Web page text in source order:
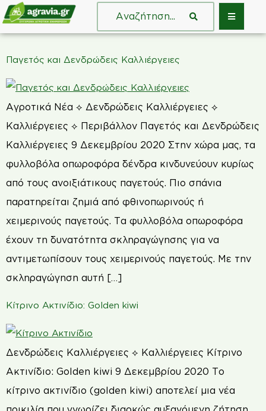
Παγετός και Δενδρώδεις Καλλιέργειες
Αγροτικά Νέα ⟡ Δενδρώδεις Καλλιέργειες ⟡
Καλλιέργειες ⟡ Περιβάλλον Παγετός και Δενδρώδεις
Καλλιέργειες 9 Δεκεμβρίου 2020 Στην χώρα μας, τα
φυλλοβόλα οπωροφόρα δένδρα κινδυνεύουν κυρίως
από τους ανοιξιάτικους παγετούς. Πιο σπάνια
παρατηρείται ζημιά από φθινοπωρινούς ή
χειμερινούς παγετούς. Τα φυλλοβόλα οπωροφόρα
έχουν τη δυνατότητα σκληραγώγησης για να
αντιμετωπίσουν τους χειμερινούς παγετούς. Με την
σκληραγώγηση αυτή […]
Κίτρινο Ακτινίδιο: Golden kiwi
Δενδρώδεις Καλλιέργειες ⟡ Καλλιέργειες Κίτρινο
Ακτινίδιο: Golden kiwi 9 Δεκεμβρίου 2020 Το
κίτρινο ακτινίδιο (golden kiwi) αποτελεί μια νέα